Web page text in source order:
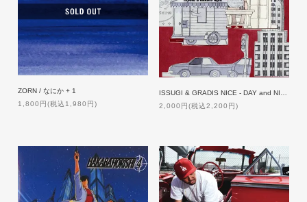
ZORN / なにか + 1
1,800円(税込1,980円)
2,000円(税込2,200円)